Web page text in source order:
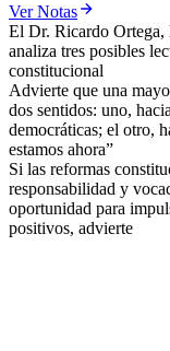
Ver Notas
El Dr. Ricardo Ortega,
analiza tres posibles
constitucional
Advierte que una
dos sentidos: uno,
democráticas; el otro,
estamos ahora”
Si las reformas
responsabilidad y
oportunidad para
positivos, advierte